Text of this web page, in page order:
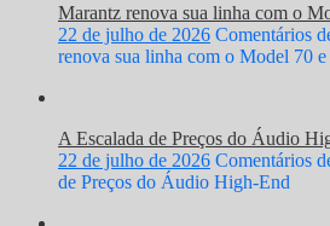
Marantz renova sua linha com o
22 de julho de 2026 Comentários
renova sua linha com o Model 70
A Escalada de Preços do Áudio
22 de julho de 2026 Comentários
de Preços do Áudio High-End